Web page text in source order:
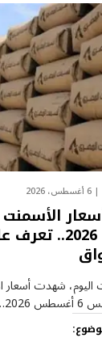
6 أغسطس، 2026
أغسطس
اليوم، شهدت